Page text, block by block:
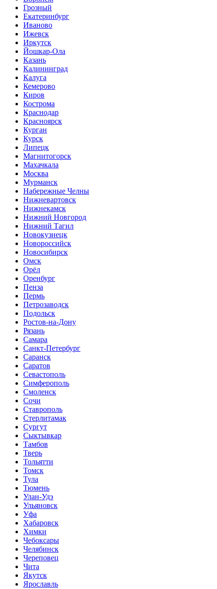
Грозный
Екатеринбург
Иваново
Ижевск
Иркутск
Йошкар-Ола
Казань
Калининград
Калуга
Кемерово
Киров
Кострома
Краснодар
Красноярск
Курган
Курск
Липецк
Магнитогорск
Махачкала
Москва
Мурманск
Набережные Челны
Нижневартовск
Нижнекамск
Нижний Новгород
Нижний Тагил
Новокузнецк
Новороссийск
Новосибирск
Омск
Орёл
Оренбург
Пенза
Пермь
Петрозаводск
Подольск
Ростов-на-Дону
Рязань
Самара
Санкт-Петербург
Саранск
Саратов
Севастополь
Симферополь
Смоленск
Сочи
Ставрополь
Стерлитамак
Сургут
Сыктывкар
Тамбов
Тверь
Тольятти
Томск
Тула
Тюмень
Улан-Удэ
Ульяновск
Уфа
Хабаровск
Химки
Чебоксары
Челябинск
Череповец
Чита
Якутск
Ярославль